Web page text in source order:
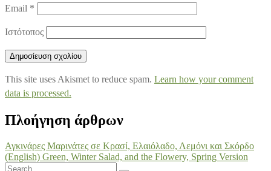
Email *
Ιστότοπος
This site uses Akismet to reduce spam. Learn how your comment
data is processed.
Πλοήγηση άρθρων
Αγκινάρες Μαρινάτες σε Κρασί, Ελαιόλαδο, Λεμόνι και Σκόρδο
(English) Green, Winter Salad, and the Flowery, Spring Version